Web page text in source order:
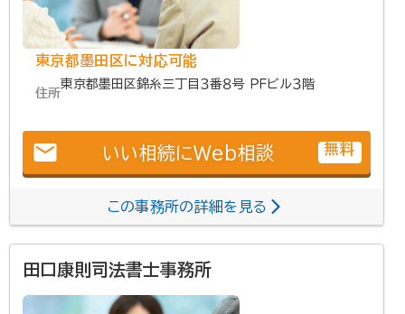
東京都墨田区に対応可能
住所
東京都墨田区錦糸三丁目３番８号 ＰＦビル３階
email いい相続にWeb相談 無料
この事務所の詳細を見る
田口康則司法書士事務所